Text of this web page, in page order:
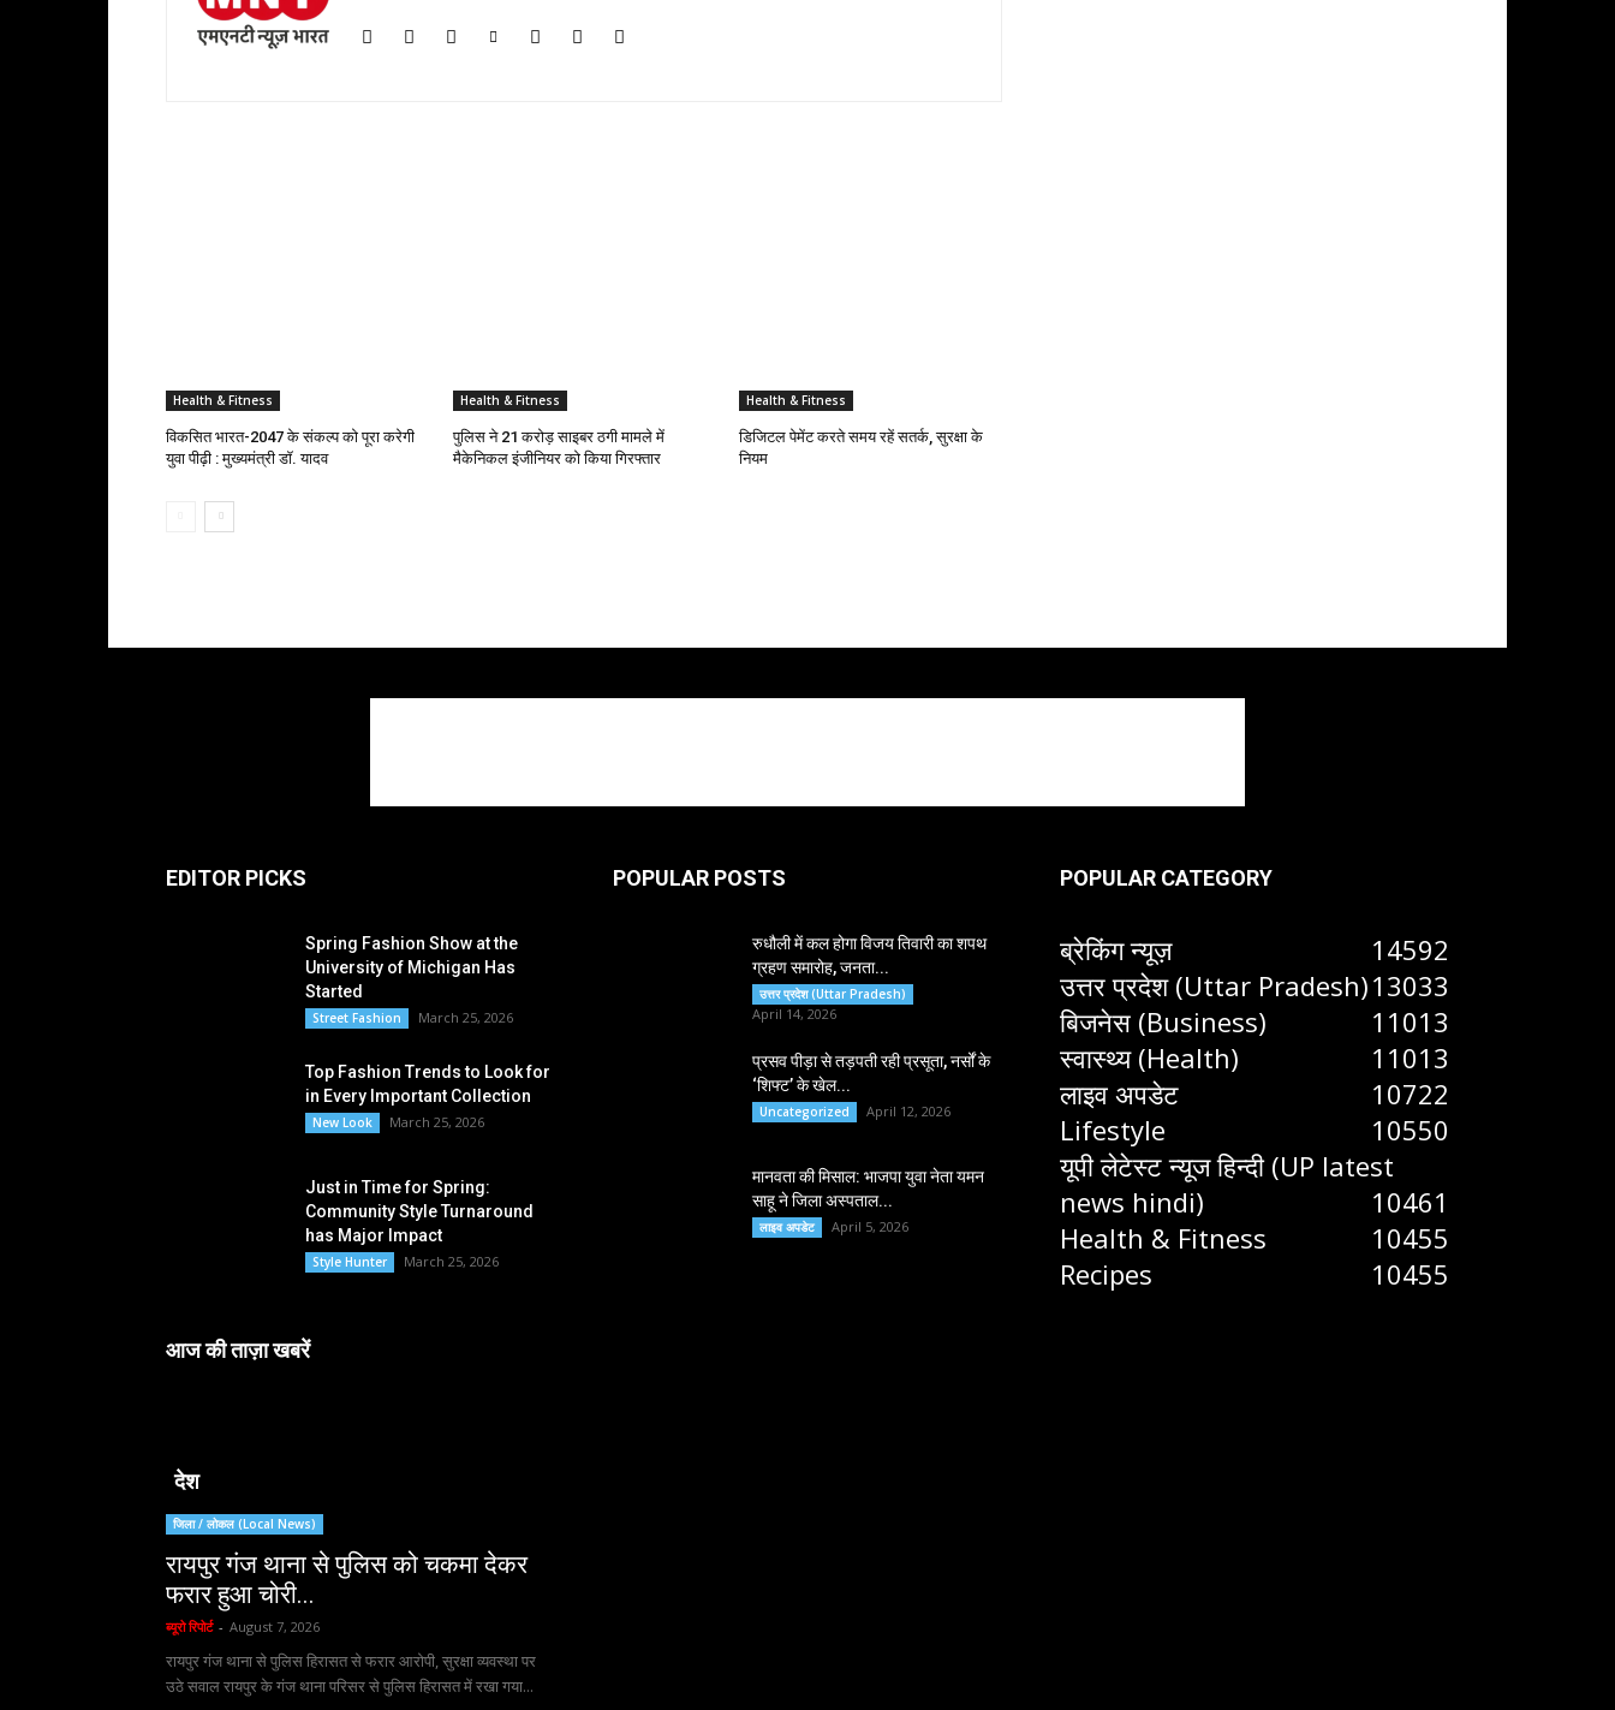
Health & Fitness
विकसित भारत-2047 के संकल्प को पूरा करेगी
युवा पीढ़ी : मुख्यमंत्री डॉ. यादव
Health & Fitness
पुलिस ने 21 करोड़ साइबर ठगी मामले में
मैकेनिकल इंजीनियर को किया गिरफ्तार
Health & Fitness
डिजिटल पेमेंट करते समय रहें सतर्क, सुरक्षा के
नियम
EDITOR PICKS
Spring Fashion Show at the
University of Michigan Has
Started
Street Fashion March 25, 2026
Top Fashion Trends to Look for
in Every Important Collection
New Look March 25, 2026
Just in Time for Spring:
Community Style Turnaround
has Major Impact
Style Hunter March 25, 2026
आज की ताज़ा खबरें
देश
जिला / लोकल (Local News)
रायपुर गंज थाना से पुलिस को चकमा देकर
फरार हुआ चोरी...
ब्यूरो रिपोर्ट - August 7, 2026
रायपुर गंज थाना से पुलिस हिरासत से फरार आरोपी, सुरक्षा व्यवस्था पर
उठे सवाल रायपुर के गंज थाना परिसर से पुलिस हिरासत में रखा गया...
POPULAR POSTS
रुधौली में कल होगा विजय तिवारी का शपथ
ग्रहण समारोह, जनता...
उत्तर प्रदेश (Uttar Pradesh)
April 14, 2026
प्रसव पीड़ा से तड़पती रही प्रसूता, नर्सों के
‘शिफ्ट’ के खेल...
Uncategorized April 12, 2026
मानवता की मिसाल: भाजपा युवा नेता यमन
साहू ने जिला अस्पताल...
लाइव अपडेट April 5, 2026
POPULAR CATEGORY
ब्रेकिंग न्यूज़
14592
उत्तर प्रदेश (Uttar Pradesh)13033
बिजनेस (Business)
11013
स्वास्थ्य (Health)
11013
लाइव अपडेट
10722
Lifestyle
10550
यूपी लेटेस्ट न्यूज हिन्दी (UP latest
news hindi)
10461
Health & Fitness
10455
Recipes
10455